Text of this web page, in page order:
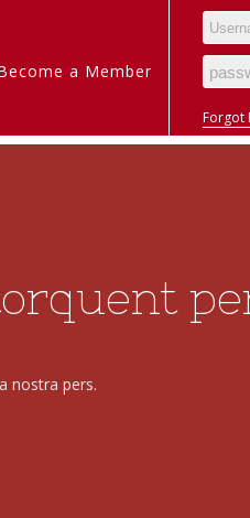
Forgot
a Member
nostra pers.